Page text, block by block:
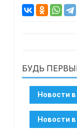
БУДЬ